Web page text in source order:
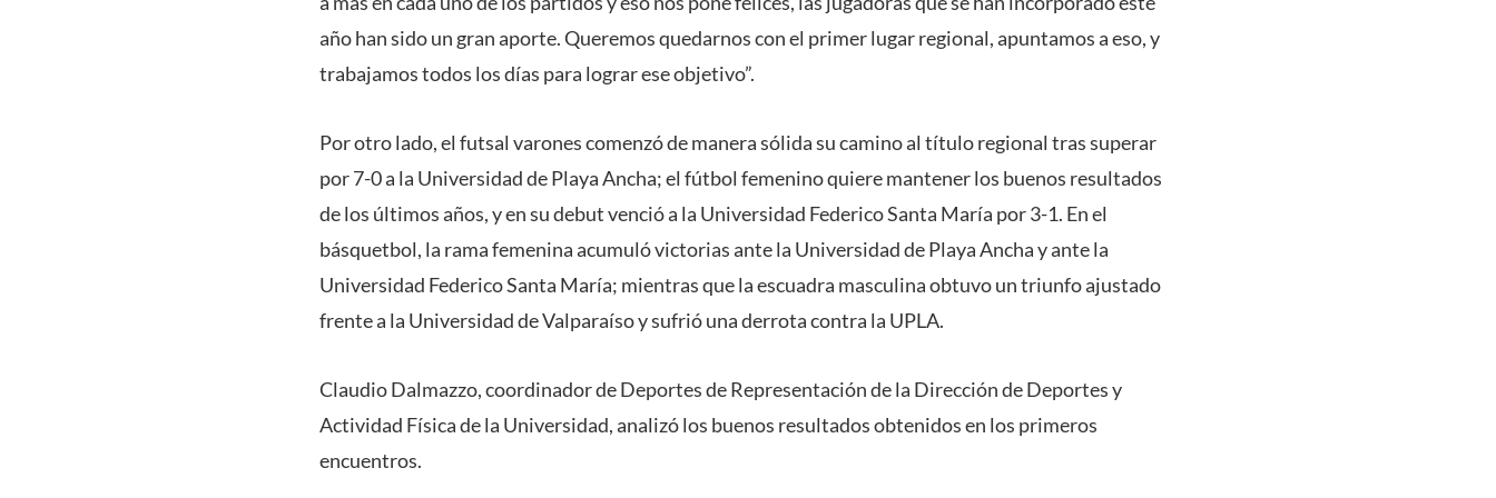
año han sido un gran aporte. Queremos quedarnos con el primer lugar regional, apuntamos a eso, y
trabajamos todos los días para lograr ese objetivo”.
Por otro lado, el futsal varones comenzó de manera sólida su camino al título regional tras superar
por 7-0 a la Universidad de Playa Ancha; el fútbol femenino quiere mantener los buenos resultados
de los últimos años, y en su debut venció a la Universidad Federico Santa María por 3-1. En el
básquetbol, la rama femenina acumuló victorias ante la Universidad de Playa Ancha y ante la
Universidad Federico Santa María; mientras que la escuadra masculina obtuvo un triunfo ajustado
frente a la Universidad de Valparaíso y sufrió una derrota contra la UPLA.
Claudio Dalmazzo, coordinador de Deportes de Representación de la Dirección de Deportes y
Actividad Física de la Universidad, analizó los buenos resultados obtenidos en los primeros
encuentros.